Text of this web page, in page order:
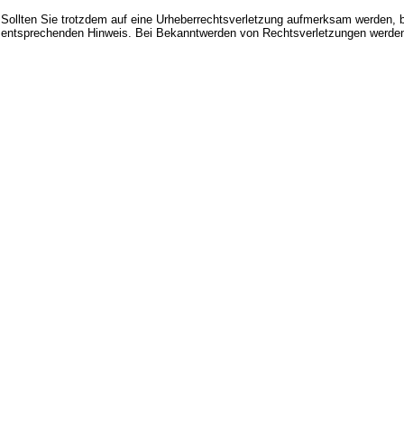
Sollten Sie trotzdem auf eine Urheberrechtsverletzung aufmerksam werden,
entsprechenden Hinweis. Bei Bekanntwerden von Rechtsverletzungen